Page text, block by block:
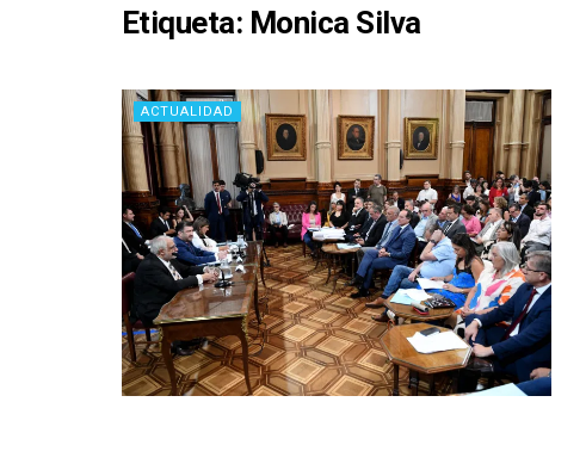
Etiqueta: Monica Silva
ACTUALIDAD